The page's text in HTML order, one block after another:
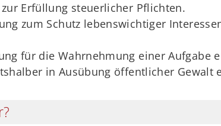
Erfüllung steuerlicher Pflichten.
zum Schutz lebenswichtiger
für die Wahrnehmung einer Aufgabe
in Ausübung öffentlicher Gewalt